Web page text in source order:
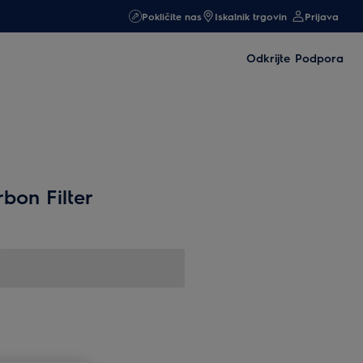
Pokličite nas Iskalnik trgovin Prijava
Odkrijte Podpora
Filter